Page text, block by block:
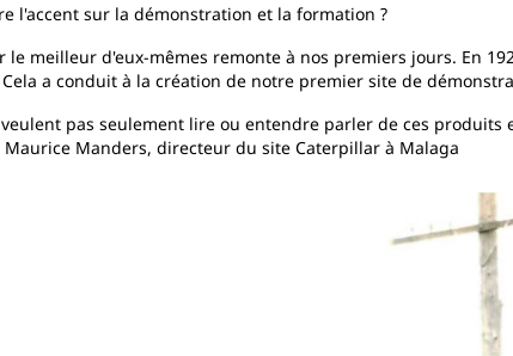
l'accent sur la démonstration et la formation ?
meilleur d'eux-mêmes remonte à nos premiers jours. En
a conduit à la création de notre premier site de
pas seulement lire ou entendre parler de ces produits
Manders, directeur du site Caterpillar à Malaga